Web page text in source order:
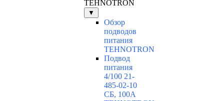
TEHNOTRON
▼
Обзор
подводов
питания
TEHNOTRON
Подвод
питания
4/100 21-
485-02-10
СБ, 100А